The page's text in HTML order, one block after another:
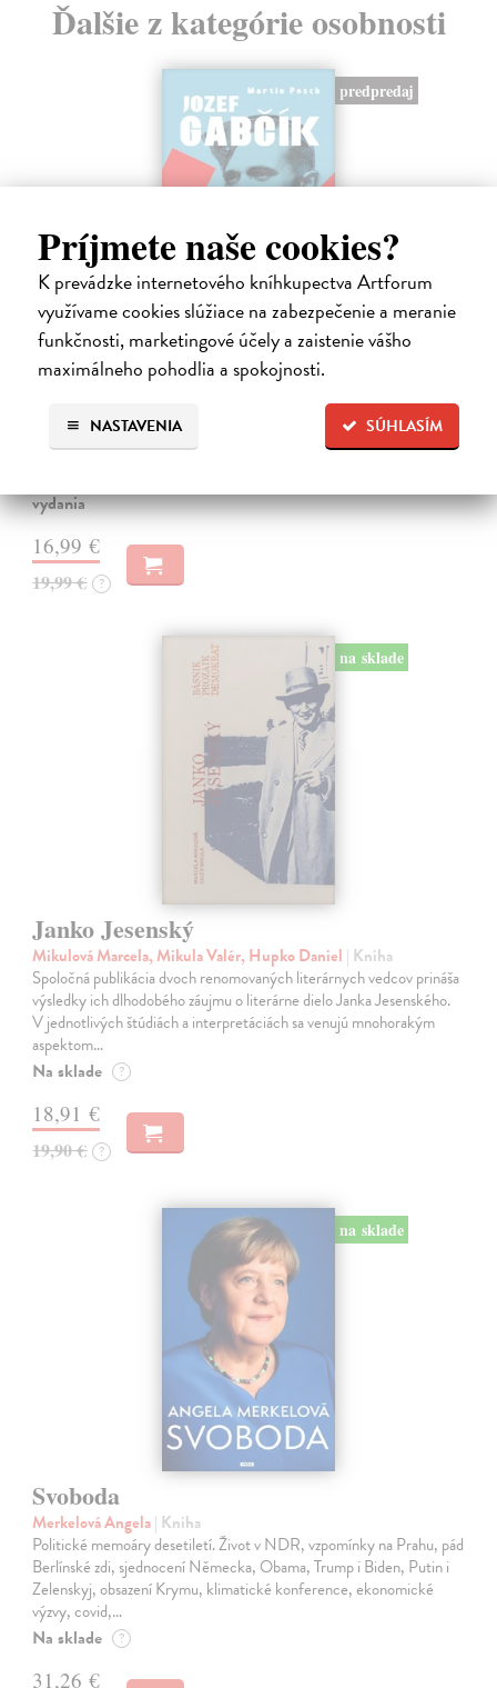
Príjmete naše cookies?
K prevádzke internetového kníhkupectva Artforum
využívame cookies slúžiace na zabezpečenie a meranie
funkčnosti, marketingové účely a zaistenie vášho
maximálneho pohodlia a spokojnosti.
SÚHLASÍM
NASTAVENIA
Ďalšie z kategórie osobnosti
predpredaj
Jozef Gabčík. Človek, vojak, legenda
| Kniha
Keď sa povie Jozef Gabčík, väčšina z nás si predstaví vojaka
v uniforme, agenta, odbojára, atentát, kryptu v kostole. A okamih,
ktorý zmenil dejiny.
vydania
16,99 €
19,99 € ?
na sklade
Janko Jesenský
Mikulová Marcela, Mikula Valér, Hupko Daniel | Kniha
Spoločná publikácia dvoch renomovaných literárnych vedcov prináša
výsledky ich dlhodobého záujmu o literárne dielo Janka Jesenského.
V jednotlivých štúdiách a interpretáciách sa venujú mnohorakým
aspektom…
Na sklade ?
18,91 €
19,90 € ?
na sklade
Svoboda
Merkelová Angela| Kniha
Politické memoáry desetiletí. Život v NDR, vzpomínky na Prahu, pád
Berlínské zdi, sjednocení Německa, Obama, Trump i Biden, Putin i
Zelenskyj, obsazení Krymu, klimatické konference, ekonomické
výzvy, covid,…
Na sklade ?
31,26 €